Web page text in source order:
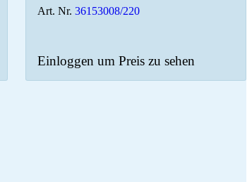
Art. Nr. 36153008/220
Einloggen um Preis zu sehen